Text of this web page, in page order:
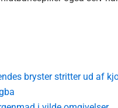
bryster stritter ud af